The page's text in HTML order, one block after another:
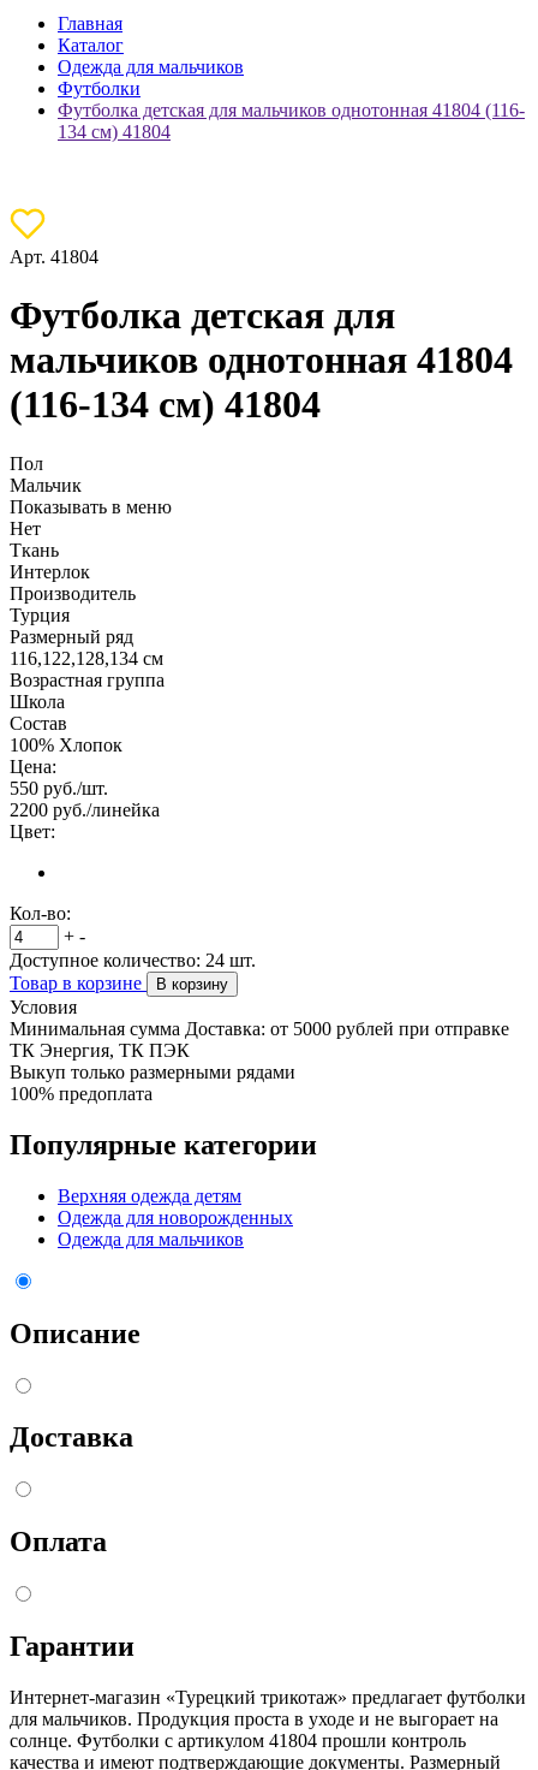
Главная
Каталог
Одежда для мальчиков
Футболки
Футболка детская для мальчиков однотонная 41804 (116-
134 см) 41804
Арт. 41804
Футболка детская для
мальчиков однотонная 41804
(116-134 см) 41804
Пол
Мальчик
Показывать в меню
Нет
Ткань
Интерлок
Производитель
Турция
Размерный ряд
116,122,128,134 см
Возрастная группа
Школа
Состав
100% Хлопок
Цена:
550 руб./шт.
2200 руб./линейка
Цвет:
Кол-во:
+ -
Доступное количество: 24 шт.
Товар в корзине
В корзину
Условия
Минимальная сумма Доставка: от 5000 рублей при отправке
ТК Энергия, ТК ПЭК
Выкуп только размерными рядами
100% предоплата
Популярные категории
Верхняя одежда детям
Одежда для новорожденных
Одежда для мальчиков
Описание
Доставка
Оплата
Гарантии
Интернет-магазин «Турецкий трикотаж» предлагает футболки
для мальчиков. Продукция проста в уходе и не выгорает на
солнце. Футболки с артикулом 41804 прошли контроль
качества и имеют подтверждающие документы. Размерный